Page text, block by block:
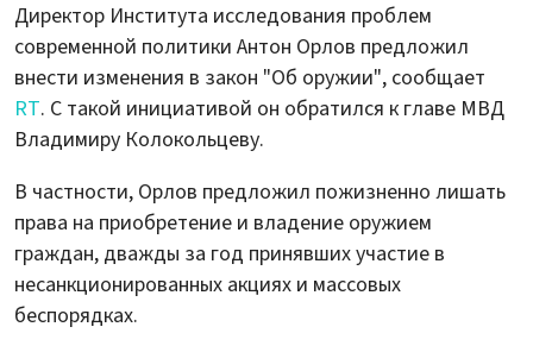
Директор Института исследования проблем
современной политики Антон Орлов предложил
внести изменения в закон "Об оружии", сообщает
RT. С такой инициативой он обратился к главе МВД
Владимиру Колокольцеву.
В частности, Орлов предложил пожизненно лишать
права на приобретение и владение оружием
граждан, дважды за год принявших участие в
несанкционированных акциях и массовых
беспорядках.